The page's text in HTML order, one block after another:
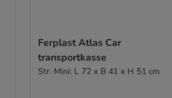
Ferplast Atlas Car
transportkasse
Str. Mini: L 72 x B 41 x H 51 cm